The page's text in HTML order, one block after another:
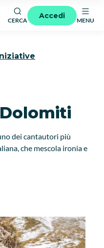
CERCA
Accedi
MENU
dei cantautori più
che mescola ironia e